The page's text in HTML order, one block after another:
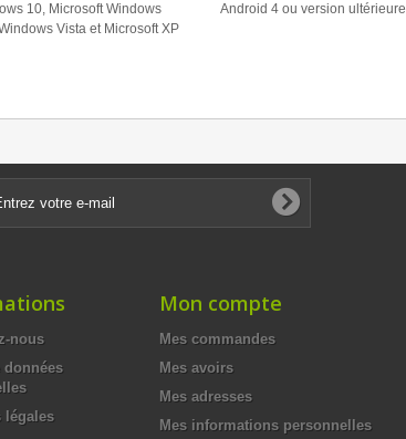
10, Microsoft Windows
Vista et Microsoft XP
Android 4 ou version ultérieure
nous
données
légales
Mon compte
Mes commandes
Mes avoirs
Mes adresses
Mes informations personnelles